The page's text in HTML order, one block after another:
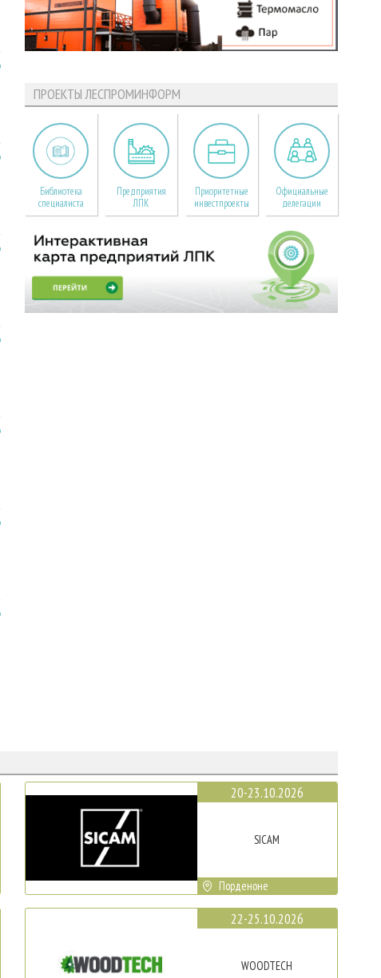
ПРОЕКТЫ ЛЕСПРОМИНФОРМ
Библиотека
специалиста
Предприятия
ЛПК
Приоритетные
инвестпроекты
Официальные
делегации
20-23.10.2026
SICAM
Порденоне
22-25.10.2026
WOODTECH